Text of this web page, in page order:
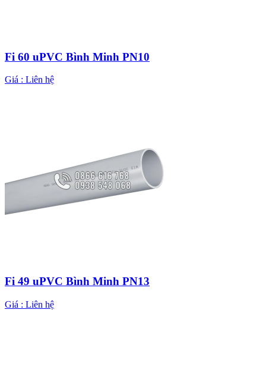
Fi 60 uPVC Bình Minh PN10
Giá : Liên hệ
Fi 49 uPVC Bình Minh PN13
Giá : Liên hệ